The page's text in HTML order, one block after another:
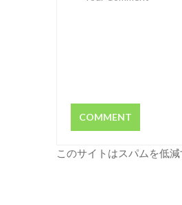
このサイトはスパムを低